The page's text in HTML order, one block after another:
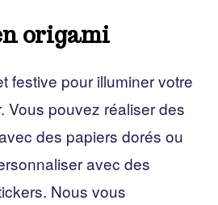
origami
festive pour illuminer votre
Vous pouvez réaliser des
des papiers dorés ou
avec des
Nous vous